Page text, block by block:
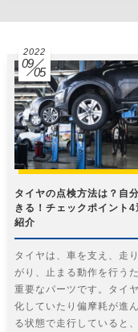
2022
09
05
タイヤの点検方法は？自
きる！チェックポイント4
紹介
タイヤは、車を支え、走
がり、止まる動作を行う
重要なパーツです。タイ
化していたり偏摩耗が進
る状態で走行していると